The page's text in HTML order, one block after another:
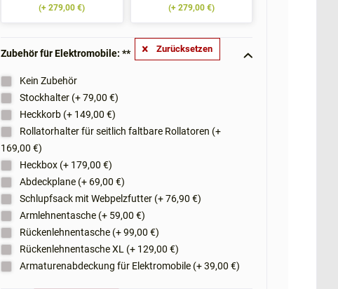
(+ 279,00 €) (+ 279,00 €)
Zubehör für Elektromobile: **
Kein Zubehör
Stockhalter (+ 79,00 €)
Heckkorb (+ 149,00 €)
Rollatorhalter für seitlich faltbare Rollatoren (+
169,00 €)
Heckbox (+ 179,00 €)
Abdeckplane (+ 69,00 €)
Schlupfsack mit Webpelzfutter (+ 76,90 €)
Armlehnentasche (+ 59,00 €)
Rückenlehnentasche (+ 99,00 €)
Rückenlehnentasche XL (+ 129,00 €)
Armaturenabdeckung für Elektromobile (+ 39,00 €)
Zurücksetzen